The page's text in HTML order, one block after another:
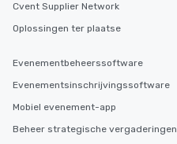
Cvent Supplier Network
Oplossingen ter plaatse
Evenementbeheerssoftware
Evenementsinschrijvingssoftware
Mobiel evenement-app
Beheer strategische vergaderingen